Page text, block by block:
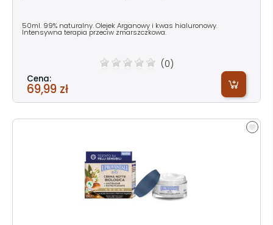
50ml. 99% naturalny. Olejek Arganowy i kwas hialuronowy.
Intensywna terapia przeciw zmarszczkowa.
(0)
Cena:
69,99 zł